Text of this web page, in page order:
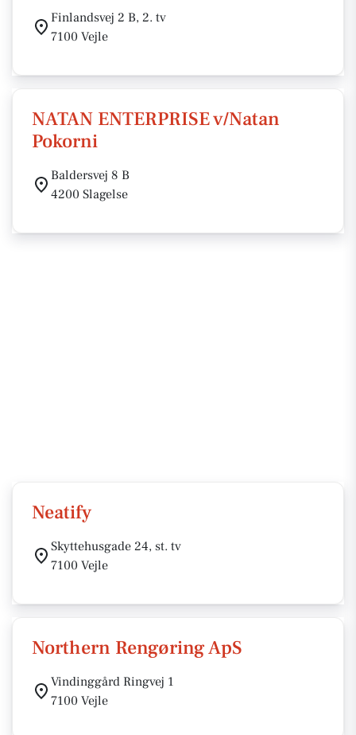
Finlandsvej 2 B, 2. tv
7100 Vejle
NATAN ENTERPRISE v/Natan
Pokorni
Baldersvej 8 B
4200 Slagelse
Neatify
Skyttehusgade 24, st. tv
7100 Vejle
Northern Rengøring ApS
Vindinggård Ringvej 1
7100 Vejle